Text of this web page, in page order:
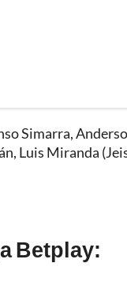
Simarra,
Luis Miranda
Betplay: